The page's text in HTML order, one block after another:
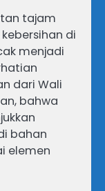
tajam
di
menjadi
dari Wali
bahwa
bahan
elemen